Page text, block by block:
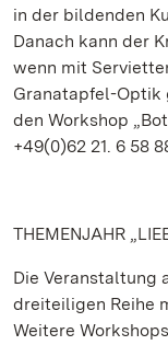
in der bildenden
Danach kann der
wenn mit
Granatapfel-Optik
den Workshop
+49(0)62 21. 6 58
THEMENJAHR
Die Veranstaltung
dreiteiligen Reihe
Weitere